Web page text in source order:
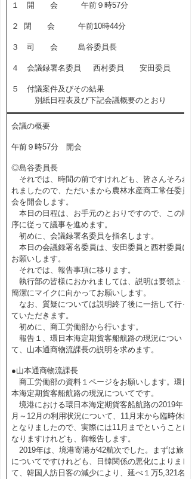
１ 開 会 午前９時57分
２ 閉 会 午前10時44分
３ 司 会 島谷委員長
４ 会議録署名委員 西村委員 安田委員
５ 付議案件及びその結果
別紙日程表及び下記会議概要のとおり
会議の概要
午前９時57分 開会
◎島谷委員長
それでは、時間の前ですけれども、皆さんそろわ
れましたので、ただいまから農林水産商工常任委員
会を開会します。
本日の日程は、お手元のとおりですので、この順
序に従って議事を進めます。
初めに、会議録署名委員を指名します。
本日の会議録署名委員は、安田委員と西村委員に
お願いします。
それでは、報告事項に移ります。
執行部の皆様におかれましては、説明は要領よく
簡潔にマイクに向かってお願いします。
なお、質疑については説明終了後に一括して行っ
ていただきます。
初めに、商工労働部から行います。
報告１、環日本海定期貨客船航路の現況につい
て、山本通商物流課長の説明を求めます。
●山本通商物流課長
商工労働部の資料１ページをお願いします。環日
本海定期貨客船航路の現況についてです。
境港における環日本海定期貨客船航路の2019年１
月～12月の利用状況について、11月末から臨時休航
となりましたので、実際には11月までということに
なりますけれども、御報告します。
2019年は、境港寄港が42航次でした。まずは旅客
についてですけれども、日韓関係の悪化によりまし
て、韓国人訪日客の減少により、延べ１万5,321名